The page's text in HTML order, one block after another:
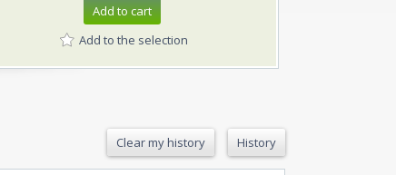
Add to cart
Add to the selection
Clear my history History